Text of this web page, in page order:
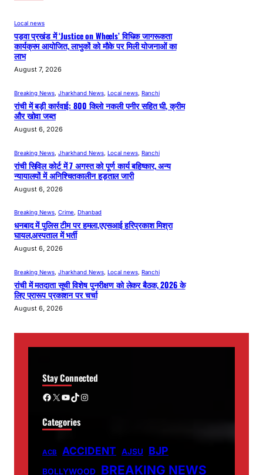
Local news
पड़वा प्रखंड में ‘Justice on Wheels’ विधिक जागरूकता
कार्यक्रम आयोजित, लाभुकों को मौके पर मिली योजनाओं का
लाभ
August 7, 2026
Breaking News Jharkhand News Local news Ranchi
रांची में बड़ी कार्रवाई: 800 किलो नकली पनीर सहित घी, क्रीम
और खोवा जब्त
August 6, 2026
Breaking News Jharkhand News Local news Ranchi
रांची सिविल कोर्ट में 7 अगस्त को पूर्ण कार्य बहिष्कार, अन्य
न्यायालयों में अनिश्चितकालीन हड़ताल जारी
August 6, 2026
Breaking News, Crime, Dhanbad
धनबाद में पुलिस टीम पर हमला,एएसआई हरिप्रकाश मिश्रा
घायल,अस्पताल में भर्ती
August 6, 2026
Breaking News Jharkhand News Local news Ranchi
रांची में मतदाता सूची विशेष पुनरीक्षण को लेकर बैठक, 2026 के
लिए प्रारूप प्रकाशन पर चर्चा
August 6, 2026
Stay Connected
Facebook X YouTube TikTok Instagram
Categories
ACB ACCIDENT AJSU BJP
BOLLYWOOD BREAKING NEWS